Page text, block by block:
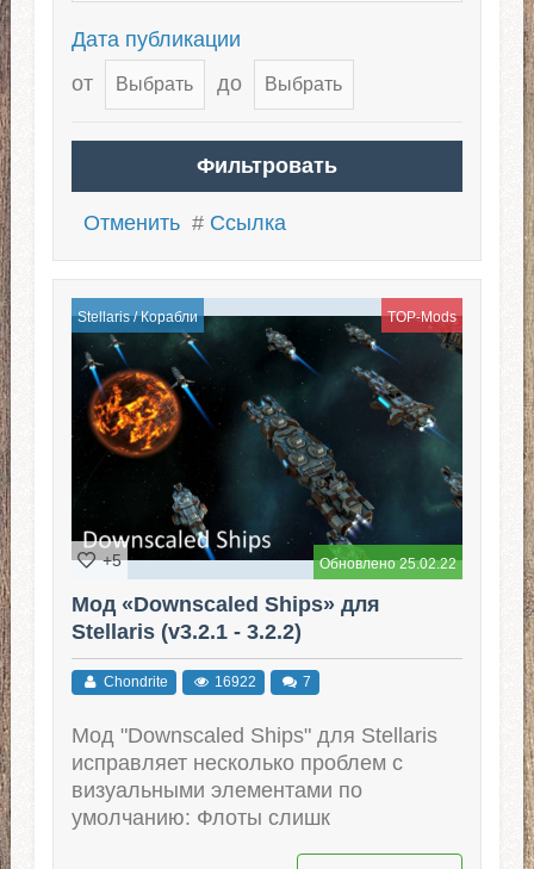
Дата публикации
от
до
Отменить # Ссылка
Stellaris/Корабли TOP-Mods
Обновлено 25.02.22
+5
Мод «Downscaled Ships» для
Stellaris (v3.2.1 - 3.2.2)
Chondrite 16922 7
Мод "Downscaled Ships" для Stellaris
исправляет несколько проблем с
визуальными элементами по
умолчанию: Флоты слишк